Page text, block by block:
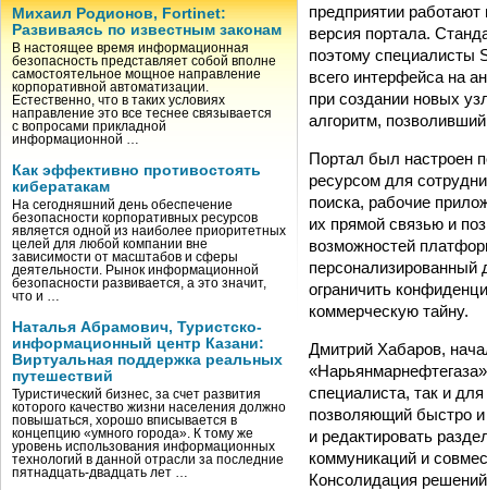
Михаил Родионов, Fortinet:
Развиваясь по известным законам
В настоящее время информационная
безопасность представляет собой вполне
самостоятельное мощное направление
корпоративной автоматизации.
Естественно, что в таких условиях
направление это все теснее связывается
с вопросами прикладной
информационной …
Как эффективно противостоять
кибератакам
На сегодняшний день обеспечение
безопасности корпоративных ресурсов
является одной из наиболее приоритетных
целей для любой компании вне
зависимости от масштабов и сферы
деятельности. Рынок информационной
безопасности развивается, а это значит,
что и …
Наталья Абрамович, Туристско-
информационный центр Казани:
Виртуальная поддержка реальных
путешествий
Туристический бизнес, за счет развития
которого качество жизни населения должно
повышаться, хорошо вписывается в
концепцию «умного города». К тому же
уровень использования информационных
технологий в данной отрасли за последние
пятнадцать-двадцать лет …
предприятии работают
версия портала.
поэтому специалисты
всего интерфейса на
при создании новых
алгоритм,
Портал был настроен
ресурсом для
поиска, рабочие
их прямой связью и
возможностей
персонализированный
ограничить
коммерческую тайну.
Дмитрий Хабаров,
специалиста, так и
позволяющий быстро и
и редактировать
коммуникаций и
Консолидация